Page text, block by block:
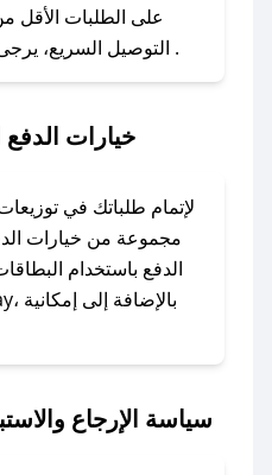
لا تقلق! يمكنك
الرسائل الخاصة على
وسنقوم بحل
مراسلتنا مباشرة
على الطلبات الأقل
التوصيل السريع، يرجى تقديم طلبك قبل الساعة .
خيارات الدفع
لإتمام طلباتك في
مجموعة من خيارات
الدفع باستخدام
سياسة الإرجاع